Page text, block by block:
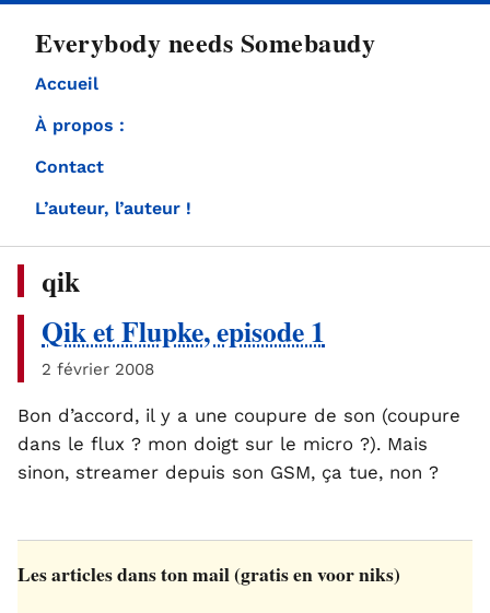
Everybody needs Somebaudy
Accueil
À propos :
Contact
L’auteur, l’auteur !
qik
Qik et Flupke, episode 1
2 février 2008
Bon d’accord, il y a une coupure de son (coupure
dans le flux ? mon doigt sur le micro ?). Mais
sinon, streamer depuis son GSM, ça tue, non ?
Les articles dans ton mail (gratis en voor niks)